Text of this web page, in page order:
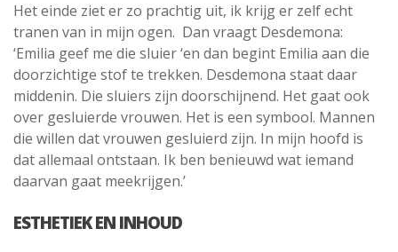
Het einde ziet er zo prachtig uit, ik krijg er zelf echt
tranen van in mijn ogen. Dan vraagt Desdemona:
‘Emilia geef me die sluier ‘en dan begint Emilia aan die
doorzichtige stof te trekken. Desdemona staat daar
middenin. Die sluiers zijn doorschijnend. Het gaat ook
over gesluierde vrouwen. Het is een symbool. Mannen
die willen dat vrouwen gesluierd zijn. In mijn hoofd is
dat allemaal ontstaan. Ik ben benieuwd wat iemand
daarvan gaat meekrijgen.’
ESTHETIEK EN INHOUD